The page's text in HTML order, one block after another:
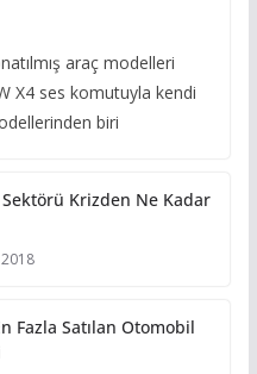
araç modelleri
X4 ses komutuyla kendi
biri
Krizden Ne Kadar
Fazla Satılan Otomobil